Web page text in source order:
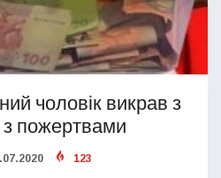
чоловік викрав з
з пожертвами
123